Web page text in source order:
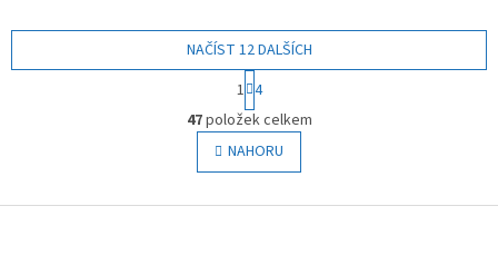
O
v
l
á
NAČÍST 12 DALŠÍCH
S
t
r
á
n
k
v
1 4
47položek celkem
NAHORU
Z